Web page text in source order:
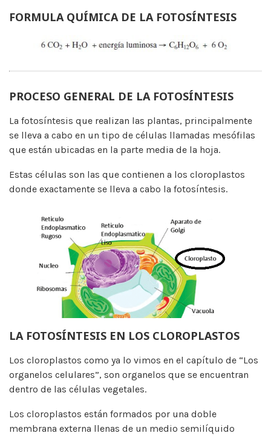
FORMULA QUÍMICA DE LA FOTOSÍNTESIS
PROCESO GENERAL DE LA FOTOSÍNTESIS
La fotosíntesis que realizan las plantas, principalmente
se lleva a cabo en un tipo de células llamadas mesófilas
que están ubicadas en la parte media de la hoja.
Estas células son las que contienen a los cloroplastos
donde exactamente se lleva a cabo la fotosíntesis.
LA FOTOSÍNTESIS EN LOS CLOROPLASTOS
Los cloroplastos como ya lo vimos en el capítulo de “Los
organelos celulares”, son organelos que se encuentran
dentro de las células vegetales.
Los cloroplastos están formados por una doble
membrana externa llenas de un medio semilíquido